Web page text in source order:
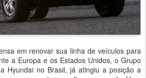
em renovar sua linha de veículos para
a Europa e os Estados Unidos, o Grupo
Hyundai no Brasil, já atingiu a posição a